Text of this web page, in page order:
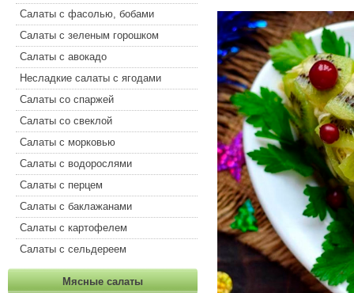
Салаты с фасолью, бобами
Салаты с зеленым горошком
Салаты с авокадо
Несладкие салаты с ягодами
Салаты со спаржей
Салаты со свеклой
Салаты с морковью
Салаты с водорослями
Салаты с перцем
Салаты с баклажанами
Салаты с картофелем
Салаты с сельдереем
Мясные салаты